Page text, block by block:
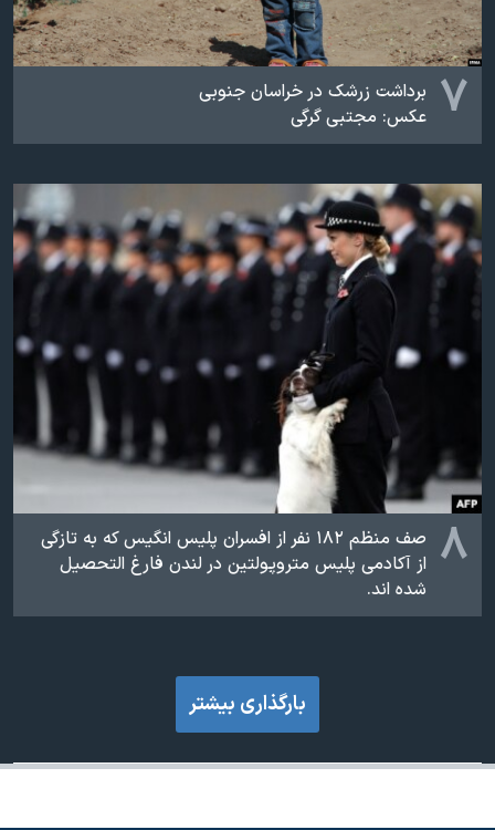
۷ برداشت زرشک در خراسان جنوبی
عکس: مجتبی گرگی
۸
صف منظم ۱۸۲ نفر از افسران پلیس انگیس که به تازگی
از آکادمی پلیس متروپولتین در لندن فارغ التحصیل
شده اند.
بارگذاری بیشتر